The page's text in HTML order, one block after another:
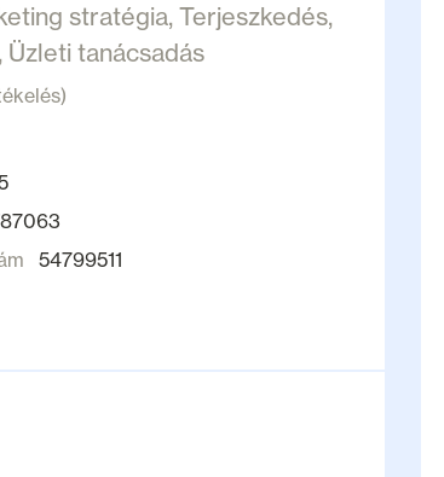
stratégia, Terjeszkedés,
Üzleti tanácsadás
54799511